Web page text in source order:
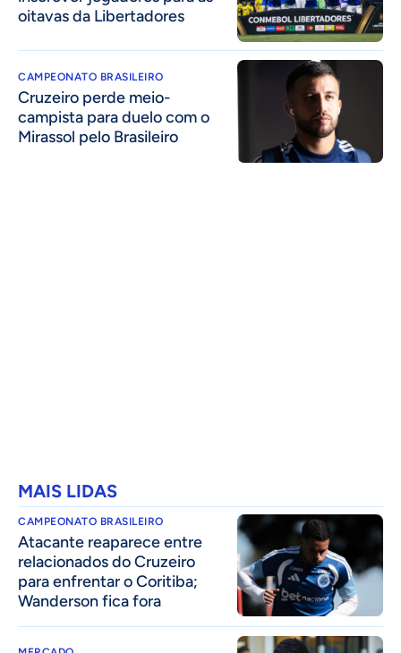
oitavas da Libertadores
CAMPEONATO BRASILEIRO
Cruzeiro perde meio-
campista para duelo com o
Mirassol pelo Brasileiro
MAIS LIDAS
CAMPEONATO BRASILEIRO
Atacante reaparece entre
relacionados do Cruzeiro
para enfrentar o Coritiba;
Wanderson fica fora